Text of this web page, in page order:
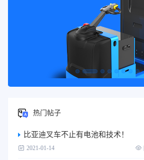
热门帖子
比亚迪叉车不止有电池和技术！
2021-01-14